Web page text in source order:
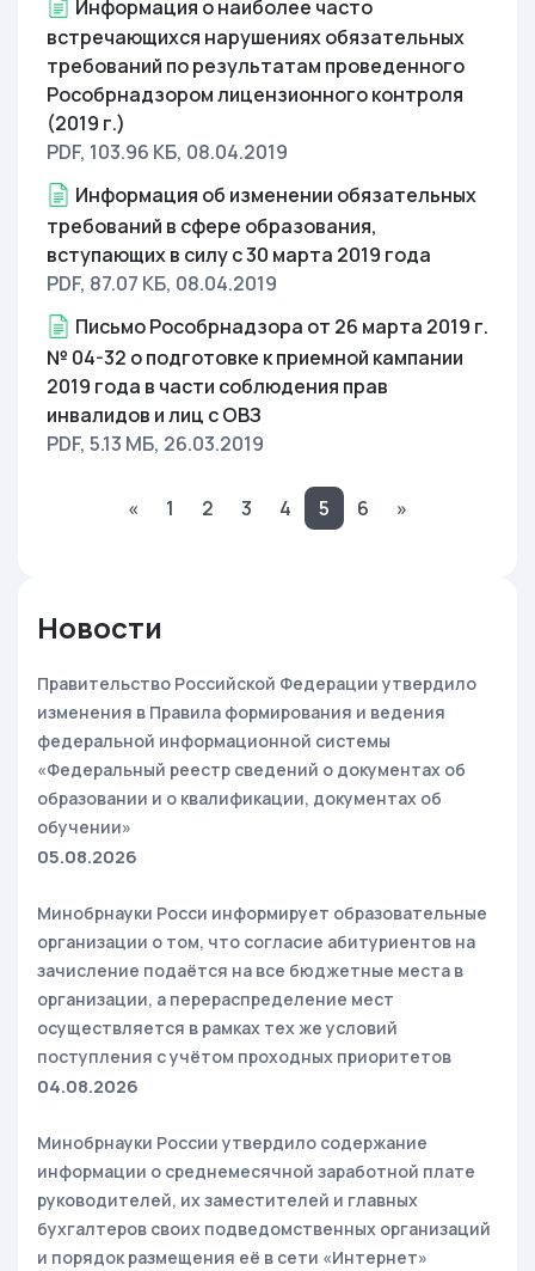
Информация о наиболее часто
встречающихся нарушениях обязательных
требований по результатам проведенного
Рособрнадзором лицензионного контроля
(2019 г.)
PDF, 103.96 КБ, 08.04.2019
Информация об изменении обязательных
требований в сфере образования,
вступающих в силу с 30 марта 2019 года
PDF, 87.07 КБ, 08.04.2019
Письмо Рособрнадзора от 26 марта 2019 г.
№ 04-32 о подготовке к приемной кампании
2019 года в части соблюдения прав
инвалидов и лиц с ОВЗ
PDF, 5.13 МБ, 26.03.2019
« 1 2 3 4 5 6 »
Новости
Правительство Российской Федерации утвердило
изменения в Правила формирования и ведения
федеральной информационной системы
«Федеральный реестр сведений о документах об
образовании и о квалификации, документах об
обучении»
05.08.2026
Минобрнауки Росси информирует образовательные
организации о том, что согласие абитуриентов на
зачисление подаётся на все бюджетные места в
организации, а перераспределение мест
осуществляется в рамках тех же условий
поступления с учётом проходных приоритетов
04.08.2026
Минобрнауки России утвердило содержание
информации о среднемесячной заработной плате
руководителей, их заместителей и главных
бухгалтеров своих подведомственных организаций
и порядок размещения её в сети «Интернет»